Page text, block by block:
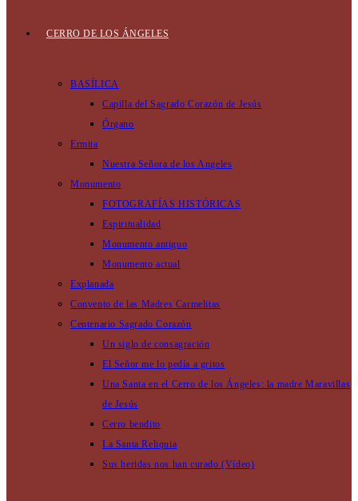
CERRO DE LOS ÁNGELES
BASÍLICA
Capilla del Sagrado Corazón de Jesús
Órgano
Ermita
Nuestra Señora de los Angeles
Monumento
FOTOGRAFÍAS HISTÓRICAS
Espiritualidad
Monumento antiguo
Monumento actual
Explanada
Convento de las Madres Carmelitas
Centenario Sagrado Corazón
Un siglo de consagración
El Señor me lo pedía a gritos
Una Santa en el Cerro de los Ángeles: la madre Maravillas
de Jesús
Cerro bendito
La Santa Reliquia
Sus heridas nos han curado (Vídeo)